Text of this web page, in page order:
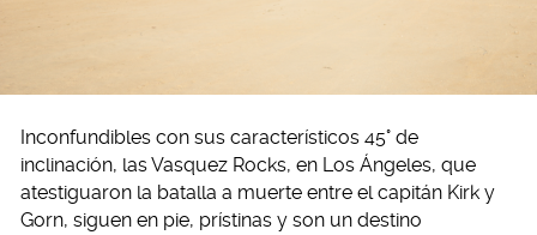
Inconfundibles con sus característicos 45° de
inclinación, las Vasquez Rocks, en Los Ángeles, que
atestiguaron la batalla a muerte entre el capitán Kirk y
Gorn, siguen en pie, prístinas y son un destino